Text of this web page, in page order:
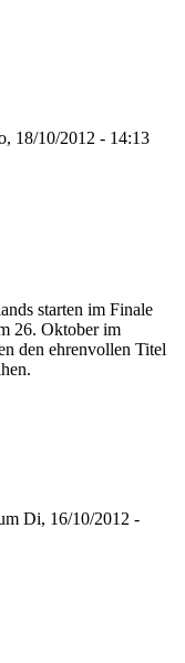
18/10/2012 - 14:13
starten im Finale
26. Oktober im
den ehrenvollen Titel
Di, 16/10/2012 -